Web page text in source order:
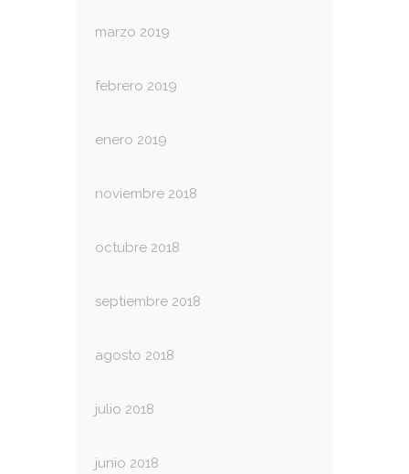
marzo 2019
febrero 2019
enero 2019
noviembre 2018
octubre 2018
septiembre 2018
agosto 2018
julio 2018
junio 2018